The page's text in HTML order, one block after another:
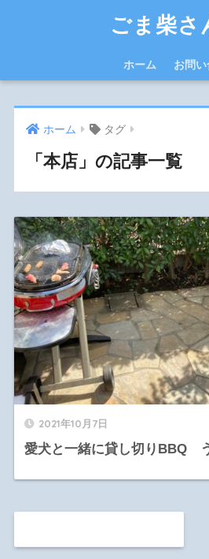
ごま柴さ
ホーム お問
ホーム タグ
「本店」の記事一覧
2021年10月7日
愛犬と一緒に貸し切りBBQ